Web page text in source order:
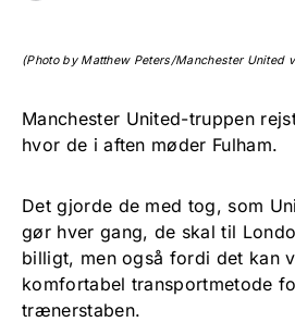
(Photo by Matthew Peters/Manchester United
Manchester United-truppen
hvor de i aften møder Fulham.
Det gjorde de med tog, som
gør hver gang, de skal til
billigt, men også fordi det kan
komfortabel transportmetode
trænerstaben.